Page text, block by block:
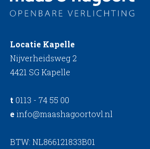
Locatie Kapelle
Nijverheidsweg 2
4421 SG Kapelle
t 0113 - 74 55 00
einfo@maashagoortovl.nl
BTW: NL866121833B01